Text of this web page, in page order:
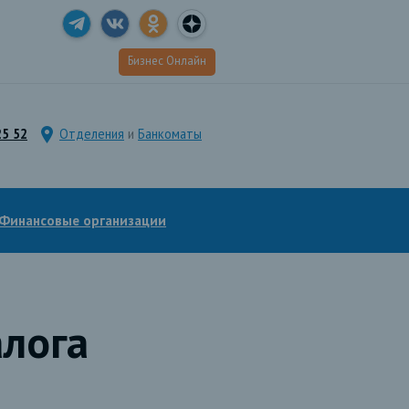
Бизнес Онлайн
52 Отделения и Банкоматы
организации